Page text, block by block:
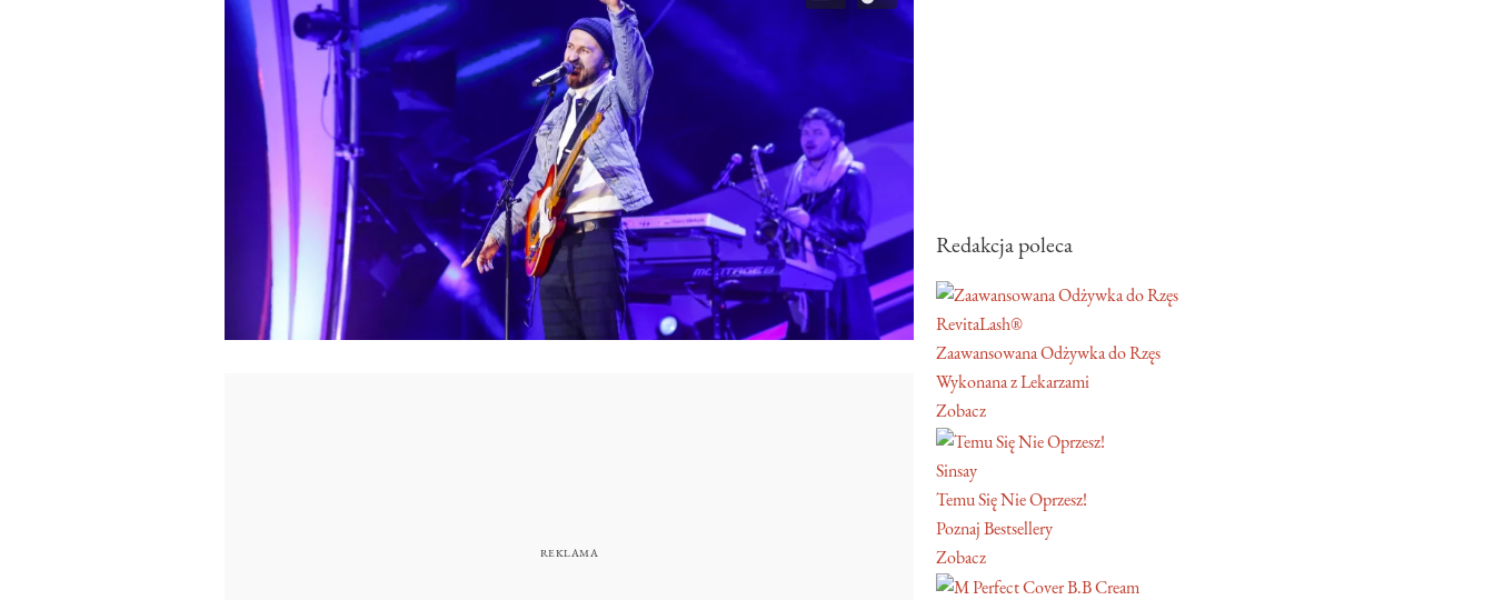
Redakcja poleca
RevitaLash®
Zaawansowana Odżywka do Rzęs
Wykonana z Lekarzami
Zobacz
Sinsay
Temu Się Nie Oprzesz!
Poznaj Bestsellery
Zobacz